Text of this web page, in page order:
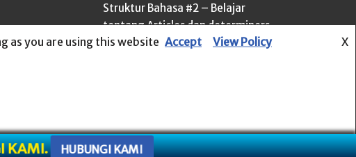
Struktur Bahasa #2 – Belajar
tentang Articles dan determiners
as you are using this website X
Accept View Policy
KAMI. HUBUNGI KAMI